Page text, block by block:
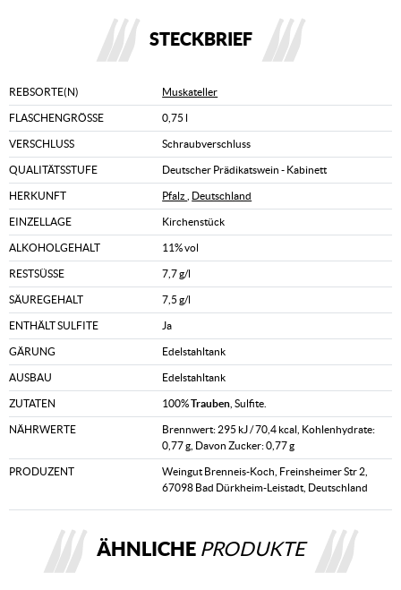
STECKBRIEF
REBSORTE(N) Muskateller
FLASCHENGRÖSSE 0,75 l
VERSCHLUSS Schraubverschluss
QUALITÄTSSTUFE Deutscher Prädikatswein - Kabinett
HERKUNFT Pfalz Deutschland
EINZELLAGE Kirchenstück
ALKOHOLGEHALT 11% vol
RESTSÜSSE 7,7 g/l
SÄUREGEHALT 7,5 g/l
ENTHÄLT SULFITE Ja
GÄRUNG Edelstahltank
AUSBAU Edelstahltank
ZUTATEN 100%Trauben , Sulfite.
NÄHRWERTE
Brennwert: 295 kJ / 70,4 kcal, Kohlenhydrate:
0,77 g, Davon Zucker: 0,77 g
PRODUZENT
Weingut Brenneis-Koch, Freinsheimer Str 2,
67098 Bad Dürkheim-Leistadt, Deutschland
ÄHNLICHE PRODUKTE